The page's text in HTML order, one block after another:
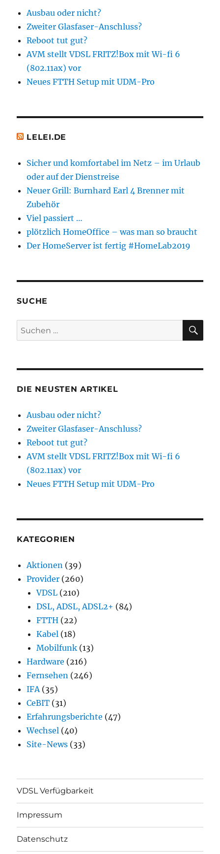
Ausbau oder nicht?
Zweiter Glasfaser-Anschluss?
Reboot tut gut?
AVM stellt VDSL FRITZ!Box mit Wi-fi 6
(802.11ax) vor
Neues FTTH Setup mit UDM-Pro
LELEI.DE
Sicher und komfortabel im Netz – im Urlaub
oder auf der Dienstreise
Neuer Grill: Burnhard Earl 4 Brenner mit
Zubehör
Viel passiert …
plötzlich HomeOffice – was man so braucht
Der HomeServer ist fertig #HomeLab2019
SUCHE
Suchen
nach:
DIE NEUSTEN ARTIKEL
Ausbau oder nicht?
Zweiter Glasfaser-Anschluss?
Reboot tut gut?
AVM stellt VDSL FRITZ!Box mit Wi-fi 6
(802.11ax) vor
Neues FTTH Setup mit UDM-Pro
KATEGORIEN
Aktionen (39)
Provider (260)
VDSL (210)
DSL, ADSL, ADSL2+ (84)
FTTH (22)
Kabel (18)
Mobilfunk (13)
Hardware (216)
Fernsehen (246)
IFA (35)
CeBIT (31)
Erfahrungsberichte (47)
Wechsel (40)
Site-News (33)
VDSL Verfügbarkeit
Impressum
Datenschutz